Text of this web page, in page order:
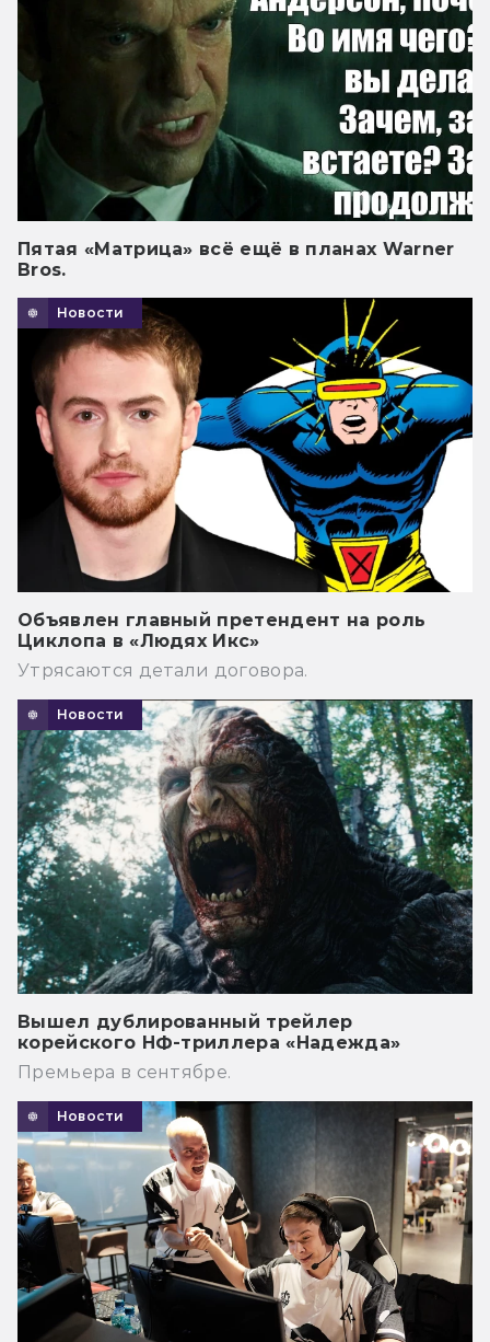
Пятая «Матрица» всё ещё в планах Warner
Bros.
Новости
Объявлен главный претендент на роль
Циклопа в «Людях Икс»
Утрясаются детали договора.
Новости
Вышел дублированный трейлер
корейского НФ-триллера «Надежда»
Премьера в сентябре.
Новости